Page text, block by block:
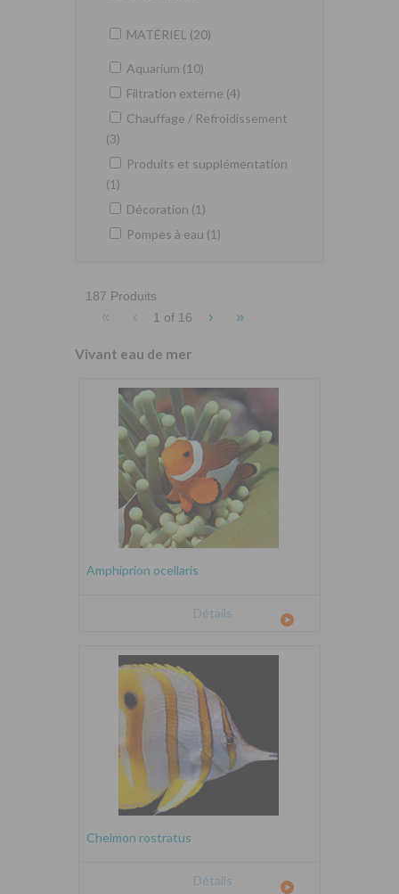
MATÉRIEL (20)
Aquarium (10)
Filtration externe (4)
Chauffage / Refroidissement
(3)
Produits et supplémentation
(1)
Décoration (1)
Pompes à eau (1)
187 Produits
« ‹ 1 of 16 › »
Vivant eau de mer
Amphiprion ocellaris
Détails
Chelmon rostratus
Détails